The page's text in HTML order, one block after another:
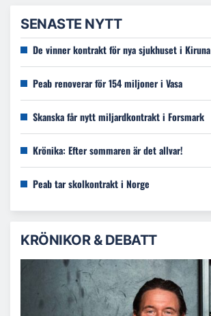
SENASTE NYTT
De vinner kontrakt för nya sjukhuset i Kiruna
Peab renoverar för 154 miljoner i Vasa
Skanska får nytt miljardkontrakt i Forsmark
Krönika: Efter sommaren är det allvar!
Peab tar skolkontrakt i Norge
KRÖNIKOR & DEBATT